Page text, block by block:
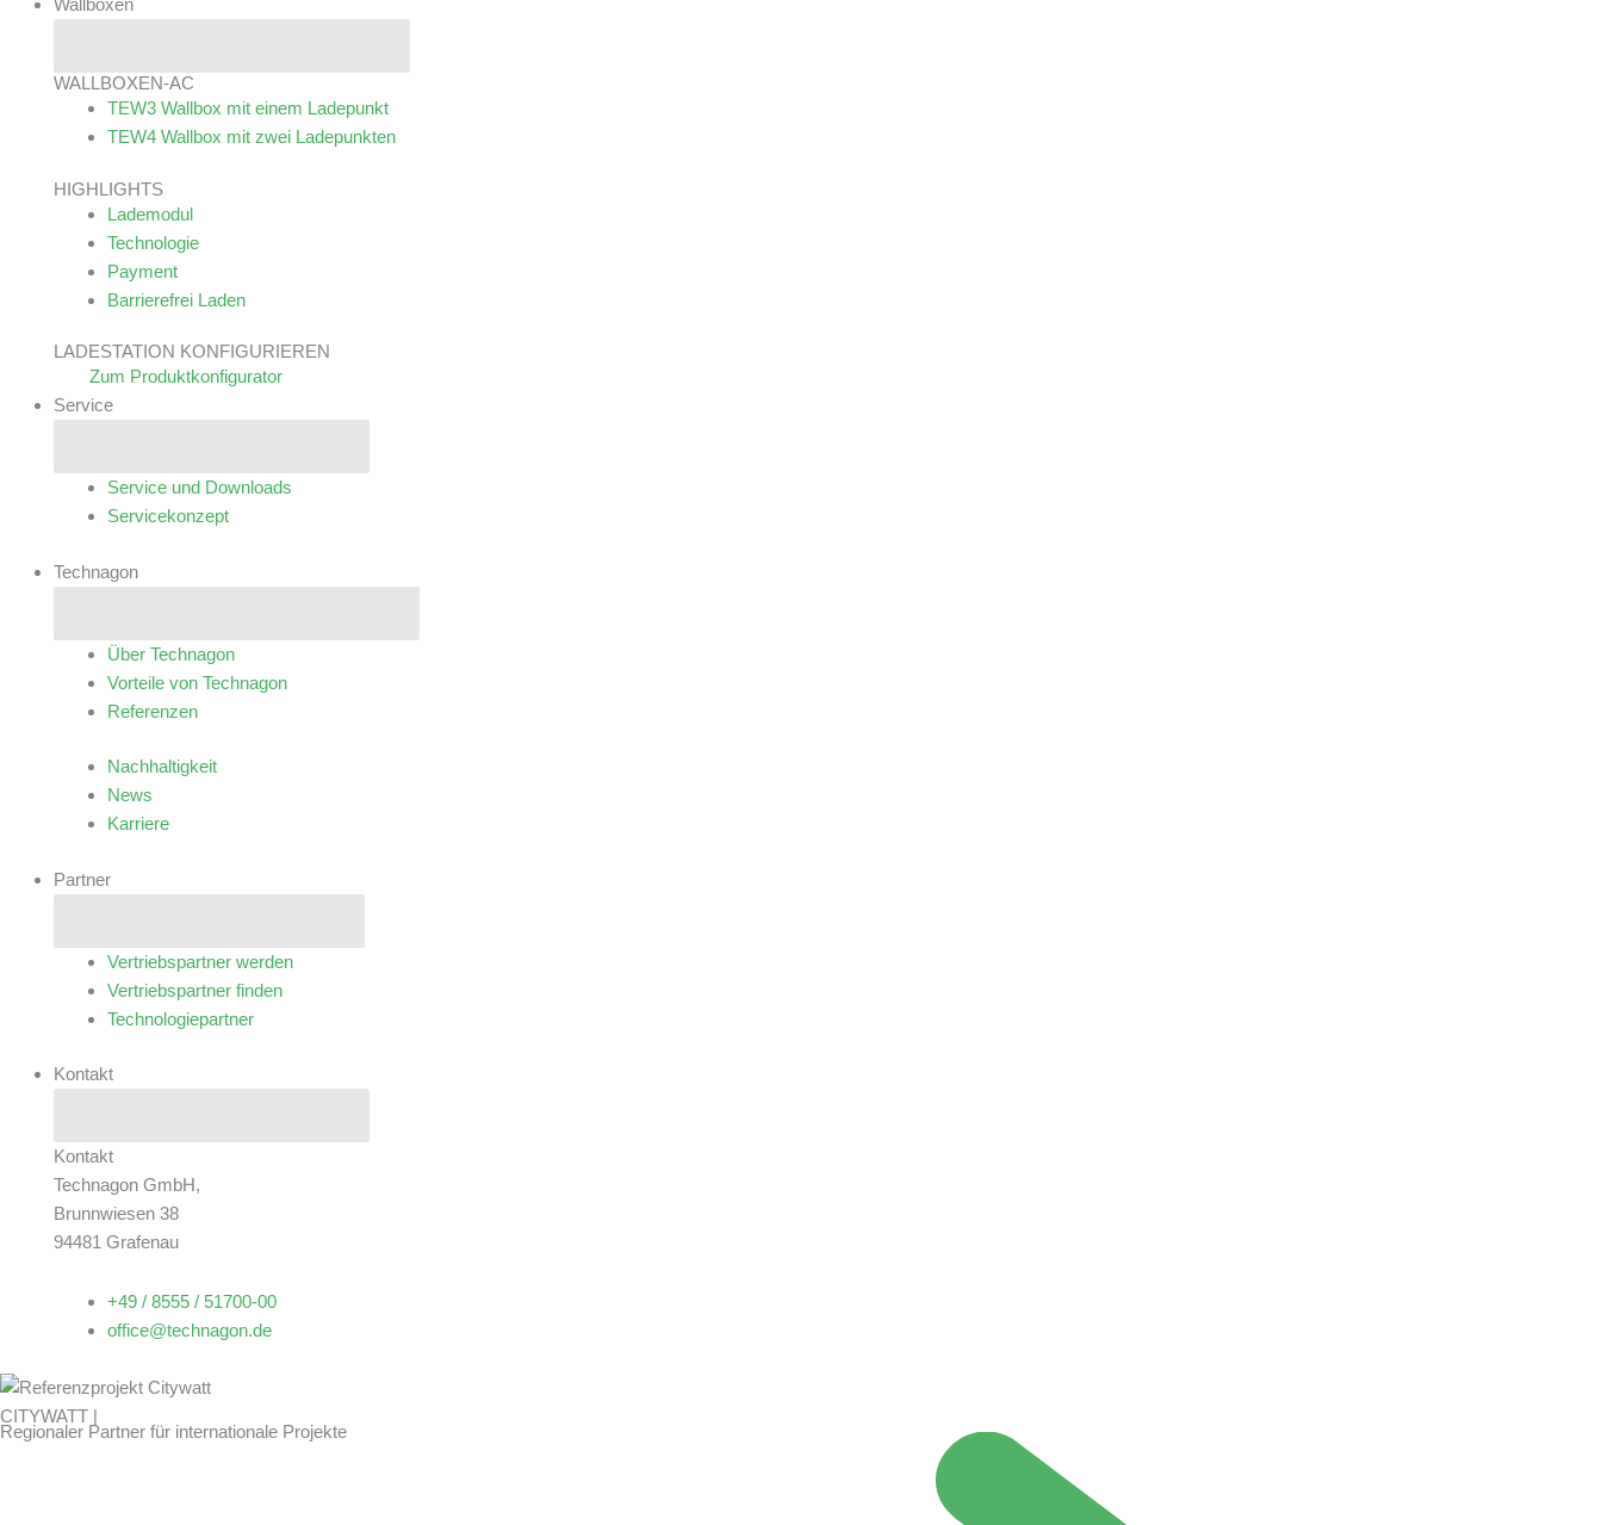
Wallboxen
WALLBOXEN-AC
TEW3 Wallbox mit einem Ladepunkt​
TEW4 Wallbox mit zwei Ladepunkten​
HIGHLIGHTS
Lademodul
Technologie
Payment
Barrierefrei Laden
LADESTATION KONFIGURIEREN
Zum Produktkonfigurator
Service
Service und Downloads
Servicekonzept
Technagon
Über Technagon
Vorteile von Technagon
Referenzen
Nachhaltigkeit
News
Karriere
Partner
Vertriebspartner werden
Vertriebspartner finden
Technologiepartner
Kontakt
Kontakt
Technagon GmbH,
Brunnwiesen 38
94481 Grafenau
+49 / 8555 / 51700-00
office@technagon.de
CITYWATT |
Regionaler Partner für internationale Projekte